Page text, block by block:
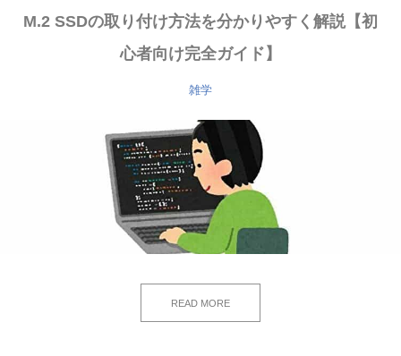
M.2 SSDの取り付け方法を分かりやすく解説【初
心者向け完全ガイド】
雑学
READ MORE